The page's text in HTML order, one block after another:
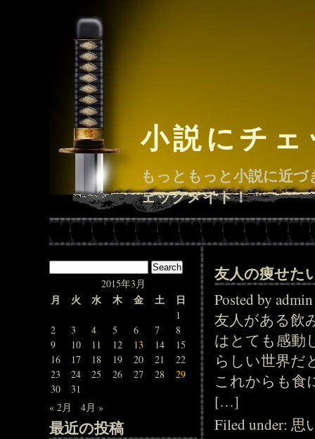
小説にチ
もっともっと小説に近
ェックメイト！
2015年3月
月 火 水 木 金 土 日
1
2
3 4 5 6 7
8
9
10 11 12 13 14
15
16
17 18 19 20 21
22
23
24 25 26 27 28
29
30
31
« 2月
4月 »
最近の投稿
友人の痩せた
Posted by
友人がある飲
はとても感動
らしい世界だ
これからも食
[…]
Filed under:思